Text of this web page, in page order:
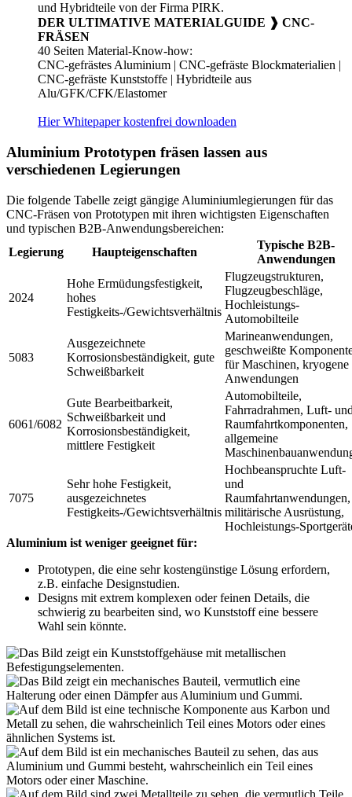
DER ULTIMATIVE MATERIALGUIDE ❱ CNC-
FRÄSEN
40 Seiten Material-Know-how:
CNC-gefrästes Aluminium | CNC-gefräste Blockmaterialien |
CNC-gefräste Kunststoffe | Hybridteile aus
Alu/GFK/CFK/Elastomer
Hier Whitepaper kostenfrei downloaden
Aluminium Prototypen fräsen lassen aus
verschiedenen Legierungen
Die folgende Tabelle zeigt gängige Aluminiumlegierungen für das
CNC-Fräsen von Prototypen mit ihren wichtigsten Eigenschaften
und typischen B2B-Anwendungsbereichen:
Legierung
Haupteigenschaften
Typische B2B-
Anwendungen
2024
Hohe Ermüdungsfestigkeit,
hohes
Festigkeits-/Gewichtsverhältnis
Flugzeugstrukturen,
Flugzeugbeschläge,
Hochleistungs-
Automobilteile
5083
Ausgezeichnete
Korrosionsbeständigkeit, gute
Schweißbarkeit
Marineanwendungen,
geschweißte
für Maschinen, kryogene
Anwendungen
6061/6082
Gute Bearbeitbarkeit,
Schweißbarkeit und
Korrosionsbeständigkeit,
mittlere Festigkeit
Automobilteile,
Fahrradrahmen, Luft-
Raumfahrtkomponenten,
allgemeine
7075
Sehr hohe Festigkeit,
ausgezeichnetes
Festigkeits-/Gewichtsverhältnis
Hochbeanspruchte Luft-
und
Raumfahrtanwendungen,
militärische Ausrüstung,
Hochleistungs-
Aluminium ist weniger geeignet für:
Prototypen, die eine sehr kostengünstige Lösung erfordern,
z.B. einfache Designstudien.
Designs mit extrem komplexen oder feinen Details, die
schwierig zu bearbeiten sind, wo Kunststoff eine bessere
Wahl sein könnte.